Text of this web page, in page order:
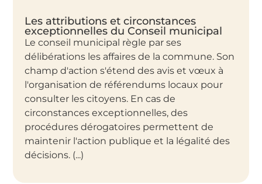
Les attributions et circonstances
exceptionnelles du Conseil municipal
Le conseil municipal règle par ses
délibérations les affaires de la commune. Son
champ d'action s'étend des avis et vœux à
l'organisation de référendums locaux pour
consulter les citoyens. En cas de
circonstances exceptionnelles, des
procédures dérogatoires permettent de
maintenir l'action publique et la légalité des
décisions. (...)